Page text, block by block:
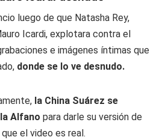
luego de que Natasha Rey,
Icardi, explotara contra el
e imágenes íntimas que
donde se lo ve desnudo.
la China Suárez se
Alfano para darle su versión de
el video es real.